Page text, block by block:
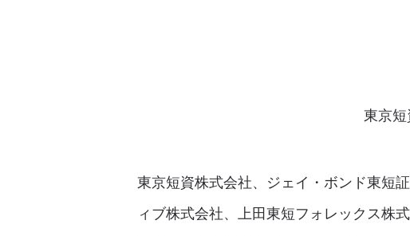
東京
東京短資株式会社、ジェイ・ボンド東短
ィブ株式会社、上田東短フォレックス株